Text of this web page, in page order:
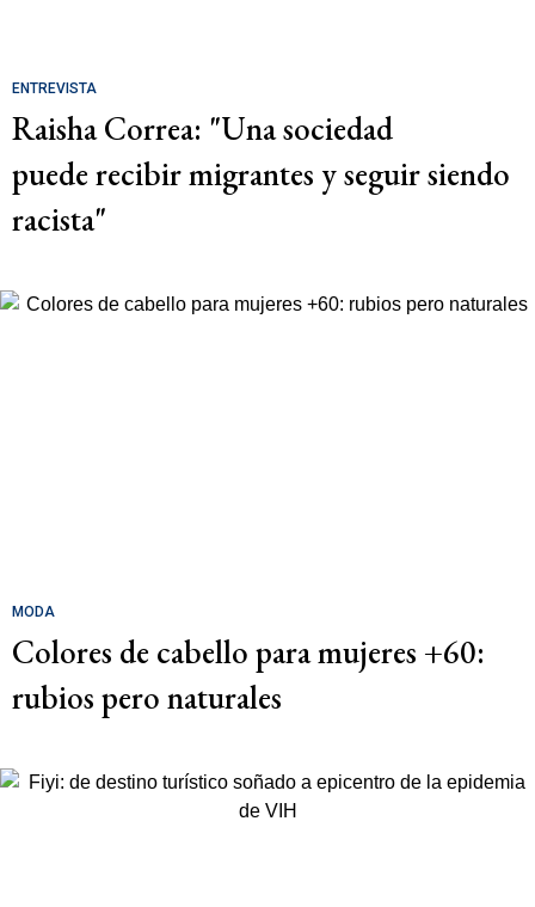
ENTREVISTA
Raisha Correa: "Una sociedad
puede recibir migrantes y seguir siendo
racista"
MODA
Colores de cabello para mujeres +60:
rubios pero naturales